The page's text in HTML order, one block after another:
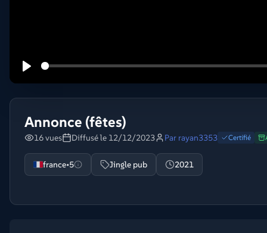
Annonce (fêtes)
16 vues Diffusé le 12/12/2023 Par rayan3353 Certifié
france•5 Jingle pub 2021